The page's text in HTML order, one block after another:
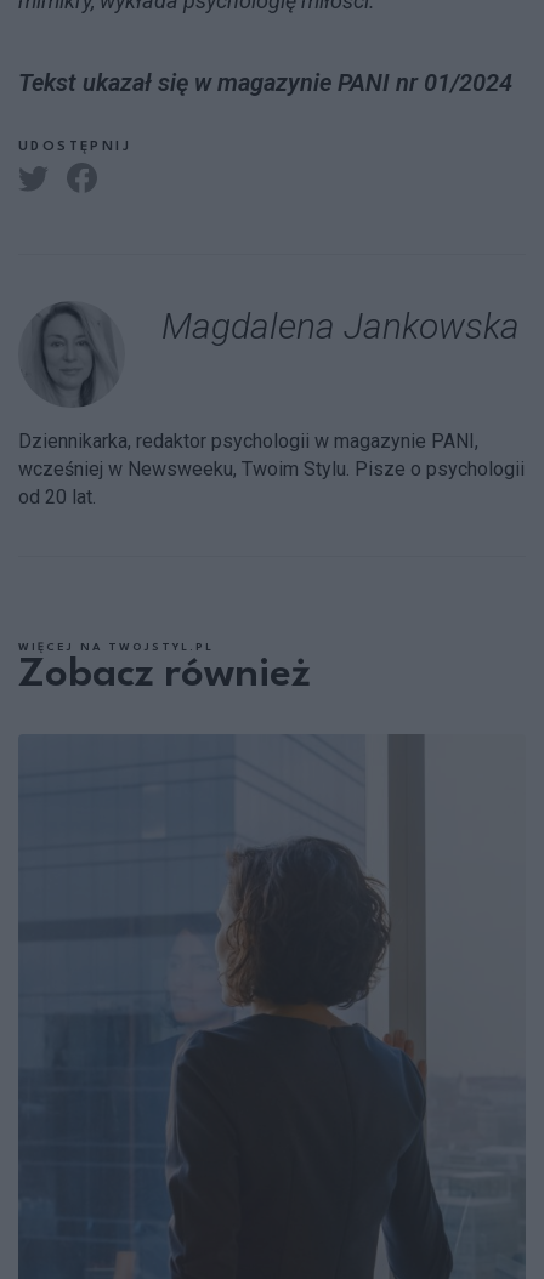
Tekst ukazał się w magazynie PANI nr 01/2024
UDOSTĘPNIJ
Magdalena Jankowska
Dziennikarka, redaktor psychologii w magazynie PANI,
wcześniej w Newsweeku, Twoim Stylu. Pisze o psychologii
od 20 lat.
WIĘCEJ NA TWOJSTYL.PL
Zobacz również